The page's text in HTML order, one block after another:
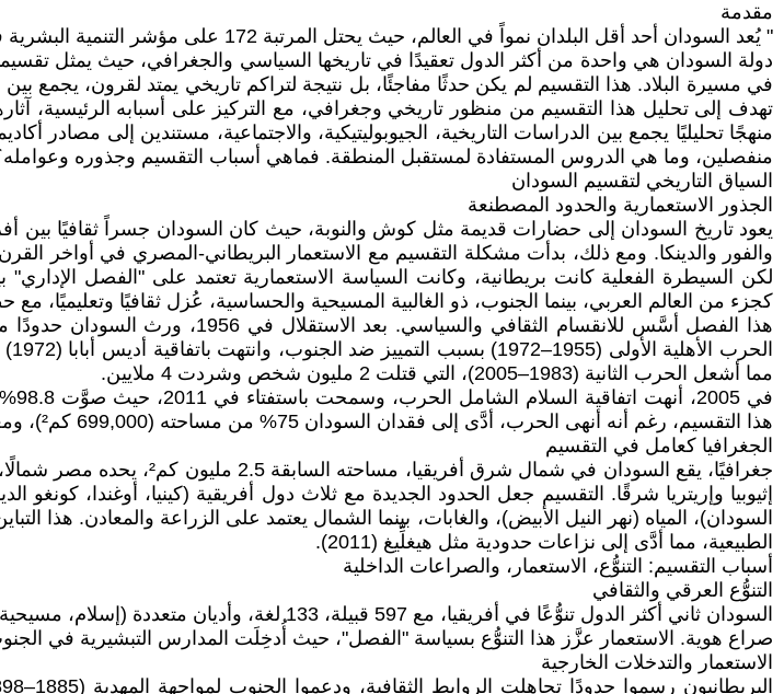
مقدمة
" يُعد السودان أحد أقل البلدان نمواً في العالم، حيث يحتل المرتبة 172 على مؤشر التنمية البشرية في عام 2022."
في مسيرة البلاد. هذا التقسيم لم يكن حدثًا مفاجئًا، بل نتيجة لتراكم تاريخي يمتد لقرون، يجمع
تهدف إلى تحليل هذا التقسيم من منظور تاريخي وجغرافي، مع التركيز على أسبابه الرئيسية،
منهجًا تحليليًا يجمع بين الدراسات التاريخية، الجيوبوليتيكية، والاجتماعية، مستندين إلى مصادر
منفصلين، وما هي الدروس المستفادة لمستقبل المنطقة. فماهي أسباب التقسيم وجذوره وعوامله؟
السياق التاريخي لتقسيم السودان
الجذور الاستعمارية والحدود المصطنعة
يعود تاريخ السودان إلى حضارات قديمة مثل كوش والنوبة، حيث كان السودان جسراً ثقافيًا بين
لكن السيطرة الفعلية كانت بريطانية، وكانت السياسة الاستعمارية تعتمد على "الفصل الإداري"
كجزء من العالم العربي، بينما الجنوب، ذو الغالبية المسيحية والحساسية، عُزل ثقافيًا وتعليميًا،
مما أشعل الحرب الثانية (1983–2005)، التي قتلت 2 مليون شخص وشردت 4 ملايين.
هذا التقسيم، رغم أنه أنهى الحرب، أدَّى إلى فقدان السودان 75% من مساحته (699,000 كم²)، ومعظم احتياطيات النفط، مما عزَّز التنوُّع الجغرافي كعامل تقسيم.
الجغرافيا كعامل في التقسيم
جغرافيًا، يقع السودان في
السودان)، المياه (نهر النيل الأبيض)، والغابات، بينما الشمال يعتمد على الزراعة والمعادن.
الطبيعية، مما أدَّى إلى نزاعات حدودية مثل هيغلِّيغ (2011).
أسباب التقسيم: التنوُّع، الاستعمار، والصراعات الداخلية
التنوُّع العرقي والثقافي
السودان ثاني أكثر الدول تنوُّعًا في أفريقيا، مع 597
صراع هوية. الاستعمار عزَّز هذا التنوُّع بسياسة "الفصل"، حيث أُدخِلَت المدارس التبشيرية في
الاستعمار والتدخلات الخارجية